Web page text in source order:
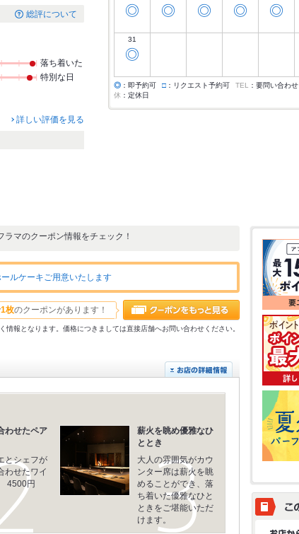
総評について
落ち着いた
特別な日
詳しい評価を見る
◎ ◎ ◎ ◎ ◎
31
◎
◎ ：即予約可 □ ：リクエスト予約可 TEL ：要問い合わせ
休 ：定休日
マのクーポン情報をチェック！
ルケーキご用意いたします
1枚のクーポンがあります！
報となります。価格につきましては直接店舗へお問い合わせください。
わせたペア
とシェフが
わせたワイ
4500円
薪火を眺め優雅なひ
ととき
大人の雰囲気がカウ
ンター席は薪火を眺
めることができ、落
ち着いた優雅なひと
ときをご堪能いただ
けます。